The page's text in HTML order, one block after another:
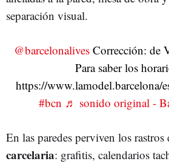
separación visual.
@barcelonalives Corrección: de
Para saber los
https://www.lamodel.barcelona/
#bcn ♬ sonido original -
En las paredes perviven los rastros
carcelaria: grafitis, calendarios